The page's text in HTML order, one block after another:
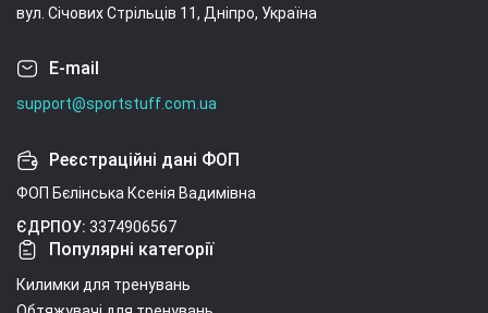
вул. Січових Стрільців 11, Дніпро, Україна
E-mail
support@sportstuff.com.ua
Реєстраційні дані ФОП
ФОП Бєлінська Ксенія Вадимівна
ЄДРПОУ: 3374906567
Популярні категорії
Килимки для тренувань